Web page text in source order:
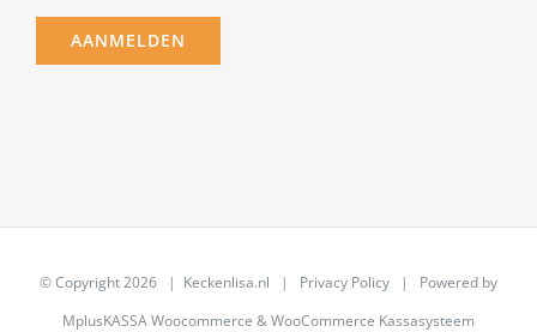
© Copyright2026 | Keckenlisa.nl | Privacy Policy | Powered by
MplusKASSA Woocommerce &WooCommerce Kassasysteem